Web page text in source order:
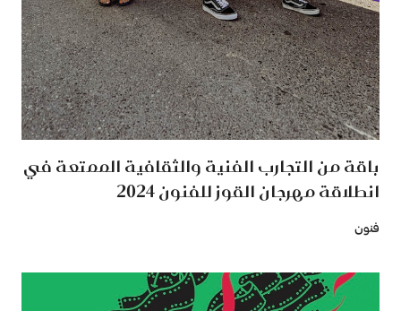
باقة من التجارب الفنية والثقافية الممتعة في
انطلاقة مهرجان القوز للفنون 2024
فنون